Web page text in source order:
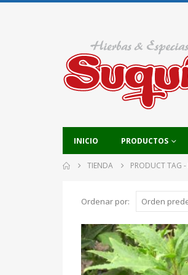
INICIO PRODUCTOS
TIENDA PRODUCT TAG -
Ordenar por: